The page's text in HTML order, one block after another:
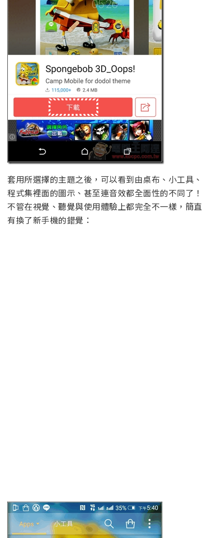
套用所選擇的主題之後，可以看到由桌布、小工具、
程式集裡面的圖示、甚至連音效都全面性的不同了！
不管在視覺、聽覺與使用體驗上都完全不一樣，簡直
有換了新手機的錯覺：